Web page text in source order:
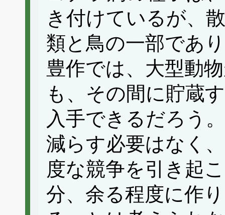
き付けているが、
類と鳥の一部であ
豊作では、大型動
も、その間に貯蔵
入手できるだろう
減らす必要はなく
度な競争を引き起
分、余る程度に作